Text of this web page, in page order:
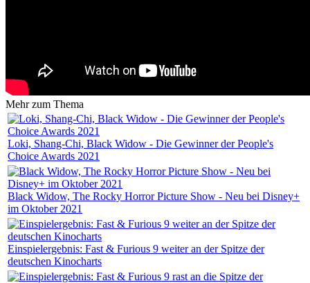
Mehr zum Thema
Loki, Shang-Chi, Black Widow - Die Gewinner der People's
Choice Awards 2021
Black Widow, The Rocky Horror Picture Show - Neu bei Disney+
im Oktober 2021
Einspielergebnis: Fast & Furious 9 weiter an der Spitze der
deutschen Kinocharts